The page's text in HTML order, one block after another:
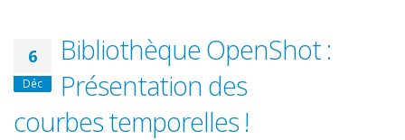
6
Déc
Bibliothèque OpenShot :
Présentation des
courbes temporelles !